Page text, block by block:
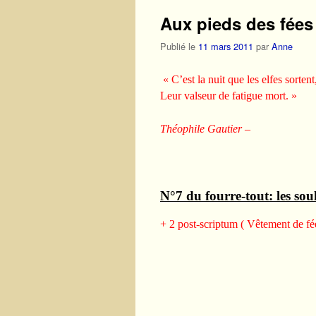
Aux pieds des
Publié le 11 mars 2011 par Anne
« C’est la nuit que les elfes
Leur valseur de fatigue mort. »
Théophile Gautier–
N°7 du fourre-tout: les
+ 2 post-scriptum ( Vêtement de